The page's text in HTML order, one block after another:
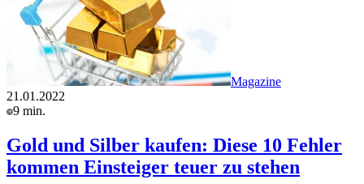
Magazine
21.01.2022
9 min.
Gold und Silber kaufen: Diese 10 Fehler
kommen Einsteiger teuer zu stehen